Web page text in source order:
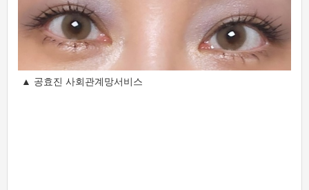
▲ 공효진 사회관계망서비스